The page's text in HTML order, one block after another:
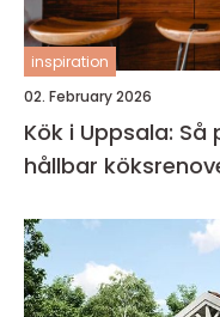
inspiration
02. February 2026
Kök i Uppsala:
hållbar